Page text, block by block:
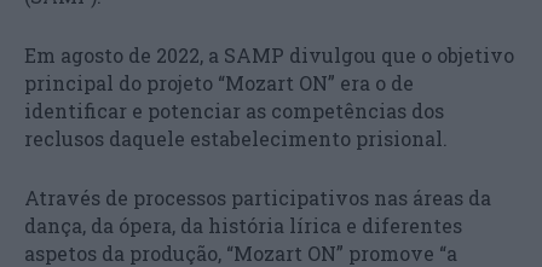
Em agosto de 2022, a SAMP divulgou que o objetivo
principal do projeto “Mozart ON” era o de
identificar e potenciar as competências dos
reclusos daquele estabelecimento prisional.
Através de processos participativos nas áreas da
dança, da ópera, da história lírica e diferentes
aspetos da produção, “Mozart ON” promove “a